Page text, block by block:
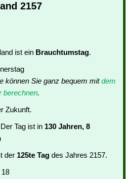
2157
ist ein Brauchtumstag.
können Sie ganz bequem mitdem
berechnen.
Zukunft.
Der Tag ist in 130 Jahren, 8
der 125te Tag des Jahres 2157.
18